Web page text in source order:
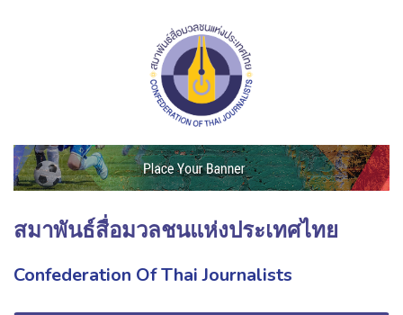
สมาพันธ์สื่อมวลชนแห่งประเทศไทย
Confederation Of Thai Journalists